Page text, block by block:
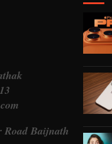
Road Baijnath